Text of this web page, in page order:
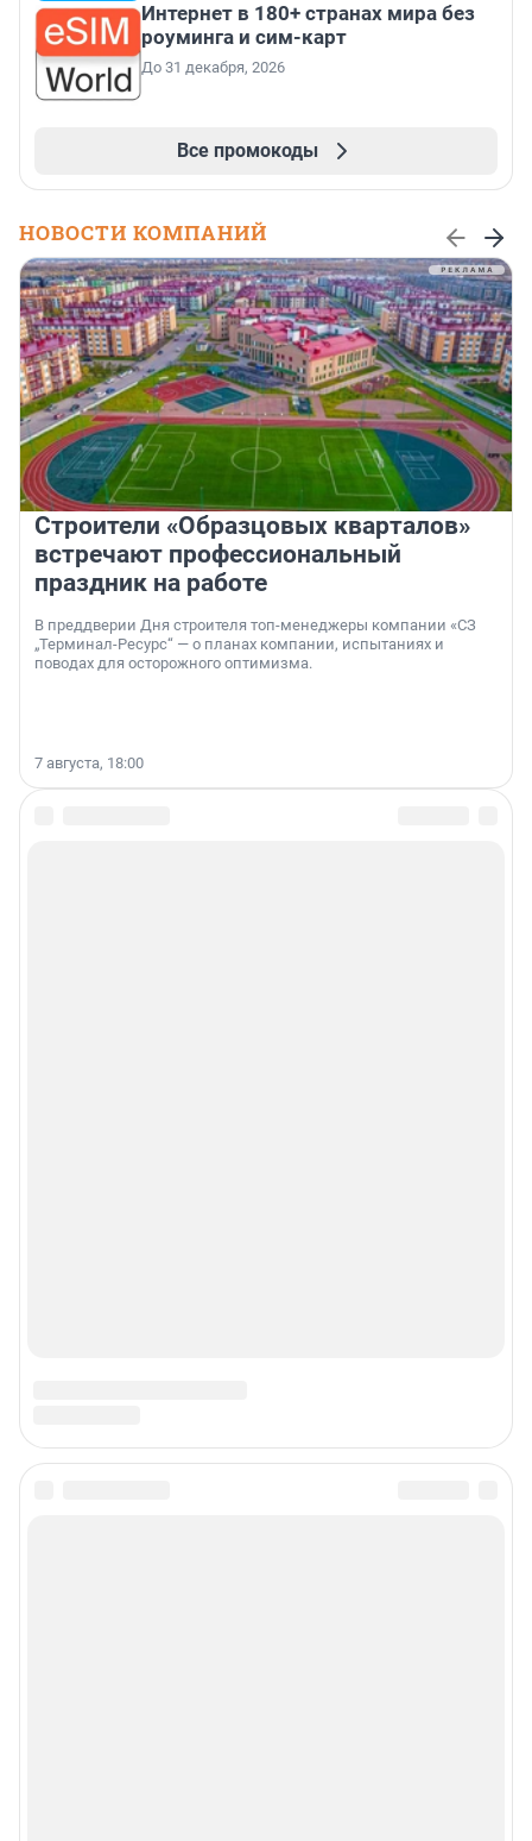
Интернет в 180+ странах мира без
роуминга и сим-карт
До 31 декабря, 2026
Все промокоды
НОВОСТИ КОМПАНИЙ
Строители «Образцовых кварталов»
встречают профессиональный
праздник на работе
В преддверии Дня строителя топ-менеджеры компании «СЗ
„Терминал-Ресурс“ — о планах компании, испытаниях и
поводах для осторожного оптимизма.
7 августа, 18:00